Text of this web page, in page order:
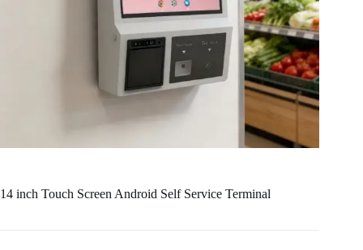
14 inch Touch Screen Android Self Service Terminal